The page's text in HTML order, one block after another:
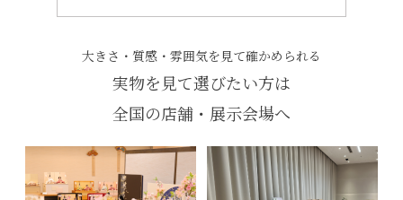
大きさ・質感・雰囲気を見て確かめられる
実物を見て選びたい方は
全国の店舗・展示会場へ